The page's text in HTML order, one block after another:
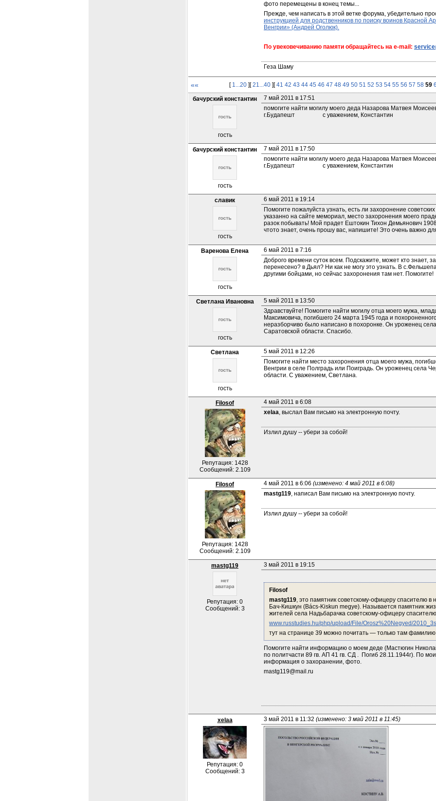
фото перемещены в конец темы...
Прежде, чем написать в этой ветке форума, убедительно
инструкцией для родственников по поиску воинов Красной
Венгрии» (Андрей Оголюк).
По увековечиванию памяти обращайтесь на e-mail:
Геза Шаму
«« [ 1...20][21...40][41 42 43 44 45 46 47 48 49 50 51 52 53 54 55 56 57 58 59
бачурский константин
гость
7 май 2011 в 17:51
помогите найти могилу моего деда Назарова Матвея
г.Будапешт                   с уважением, Константин
бачурский константин
гость
7 май 2011 в 17:50
помогите найти могилу моего деда Назарова Матвея
г.Будапешт                   с уважением, Константин
славик
гость
6 май 2011 в 19:14
Помогите пожалуйста узнать, есть ли захоронение
указанно на сайте мемориал, место захоронения моего
разок побывать! Мой прадет Ештокин Тихон Демьянович
чтото знает, очень прошу вас, напишите! Это очень важно
Варенова Елена
гость
6 май 2011 в 7:16
Доброго времени суток всем. Подскажите, может кто знает,
перенесено? в Дьял? Ни как не могу это узнать. В
другими бойцами, но сейчас захоронения там нет. Помогите!
Светлана Ивановна
гость
5 май 2011 в 13:50
Здравствуйте! Помогите найти могилу отца моего мужа,
Максимовича, погибшего 24 марта 1945 года и
неразборчиво было написано в похоронке. Он уроженец
Саратовской области. Спасибо.
Светлана
гость
5 май 2011 в 12:26
Помогите найти место захоронения отца моего мужа,
Венгрии в селе Полградь или Поиградь. Он уроженец села
области. С уважением, Светлана.
Filosof
Репутация: 1428
Сообщений: 2.109
4 май 2011 в 6:08
xelaa, выслал Вам письмо на электронную почту.
Излил душу -- убери за собой!
Filosof
Репутация: 1428
Сообщений: 2.109
4 май 2011 в 6:06 (изменено: 4 май 2011 в 6:08)
mastg119, написал Вам письмо на электронную почту.
Излил душу -- убери за собой!
mastg119
Репутация: 0
Сообщений: 3
3 май 2011 в 19:15
Filosof
mastg119, это памятник советскому-офицеру спасителю в
Бач-Кишкун (Bács-Kiskun megye). Называется памятник
жителей села Надьбарачка советскому-офицеру
www.russtudies.hu/php/upload/File/Orosz%20Negyed/
тут на странице 39 можно почитать — только там
Помогите найти информацию о моем деде (Мастюгин
по политчасти 89 гв. АП 41 гв. СД .  Погиб 28.11.1944г). По
информация о захоранении, фото.
mastg119@mail.ru
xelaa
Репутация: 0
Сообщений: 3
3 май 2011 в 11:32 (изменено: 3 май 2011 в 11:45)